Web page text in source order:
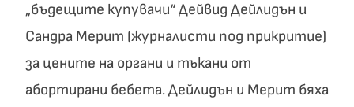
„бъдещите купувачи“ Дейвид Дейлидън и
Сандра Мерит (журналисти под прикритие)
за цените на органи и тъкани от
абортирани бебета. Дейлидън и Мерит бяха